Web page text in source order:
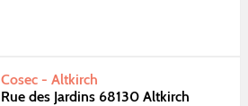
Cosec - Altkirch
Rue des Jardins 68130 Altkirch